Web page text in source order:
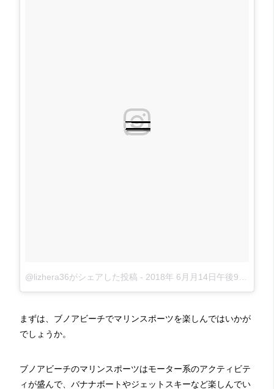
@lizhera36がシェアした投稿 - 2018年 6月月14日午後9時39分PDT
まずは、ブノアビーチでマリンスポーツを楽しんではいかが
でしょうか。
ブノアビーチのマリンスポーツはモーター系のアクティビテ
ィが盛んで、バナナボートやジェットスキーなど楽しんでい